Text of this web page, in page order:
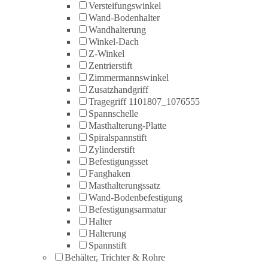
Versteifungswinkel
Wand-Bodenhalter
Wandhalterung
Winkel-Dach
Z-Winkel
Zentrierstift
Zimmermannswinkel
Zusatzhandgriff
Tragegriff 1101807_1076555
Spannschelle
Masthalterung-Platte
Spiralspannstift
Zylinderstift
Befestigungsset
Fanghaken
Masthalterungssatz
Wand-Bodenbefestigung
Befestigungsarmatur
Halter
Halterung
Spannstift
Behälter, Trichter & Rohre